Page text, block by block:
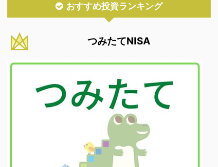
おすすめ投資ランキング
つみたてNISA